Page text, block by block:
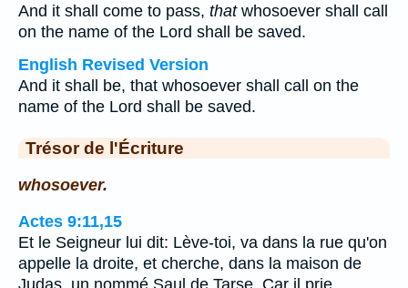
And it shall come to pass, thatwhosoever shall call
on the name of the Lord shall be saved.
English Revised Version
And it shall be, that whosoever shall call on the
name of the Lord shall be saved.
Trésor de l'Écriture
whosoever.
Actes 9:11,15
Et le Seigneur lui dit: Lève-toi, va dans la rue qu'on
appelle la droite, et cherche, dans la maison de